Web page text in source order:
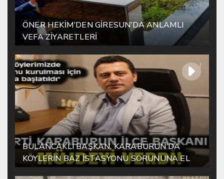
ÖNER HEKİM’DEN GİRESUN’DA ANLAMLI
VEFA ZİYARETLERİ
BULANCAKLI BAŞKAN, KARABURUN’DA
KÖYLERİN BAZ İSTASYONU SORUNUNA EL
ATTI!